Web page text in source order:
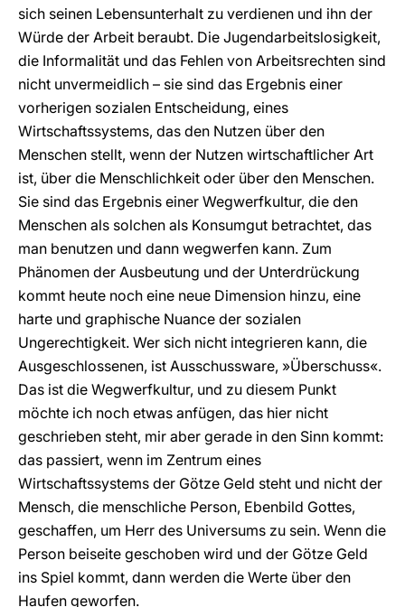
sich seinen Lebensunterhalt zu verdienen und ihn der
Würde der Arbeit beraubt. Die Jugendarbeitslosigkeit,
die Informalität und das Fehlen von Arbeitsrechten sind
nicht unvermeidlich – sie sind das Ergebnis einer
vorherigen sozialen Entscheidung, eines
Wirtschaftssystems, das den Nutzen über den
Menschen stellt, wenn der Nutzen wirtschaftlicher Art
ist, über die Menschlichkeit oder über den Menschen.
Sie sind das Ergebnis einer Wegwerfkultur, die den
Menschen als solchen als Konsumgut betrachtet, das
man benutzen und dann wegwerfen kann. Zum
Phänomen der Ausbeutung und der Unterdrückung
kommt heute noch eine neue Dimension hinzu, eine
harte und graphische Nuance der sozialen
Ungerechtigkeit. Wer sich nicht integrieren kann, die
Ausgeschlossenen, ist Ausschussware, »Überschuss«.
Das ist die Wegwerfkultur, und zu diesem Punkt
möchte ich noch etwas anfügen, das hier nicht
geschrieben steht, mir aber gerade in den Sinn kommt:
das passiert, wenn im Zentrum eines
Wirtschaftssystems der Götze Geld steht und nicht der
Mensch, die menschliche Person, Ebenbild Gottes,
geschaffen, um Herr des Universums zu sein. Wenn die
Person beiseite geschoben wird und der Götze Geld
ins Spiel kommt, dann werden die Werte über den
Haufen geworfen.